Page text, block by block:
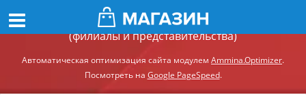
Демонстрационный сайт модуля Ammina.Регионы
(филиалы и представительства)
Автоматическая оптимизация сайта модулем Ammina.Optimizer.
Посмотреть на Google PageSpeed.